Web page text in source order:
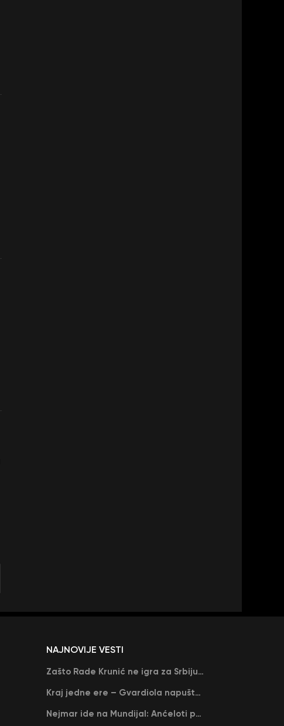
NAJNOVIJE VESTI
Zašto Rade Krunić ne igra za Srbiju? “Iako su mi obećali, niko me nije zvao…”
Kraj jedne ere – Gvardiola napušta Siti na kraju sezone, menja ga njegov nekadašnji rival
Nejmar ide na Mundijal: Anćeloti pročitao njegovo ime, Brazil u delirijumu (VIDEO)